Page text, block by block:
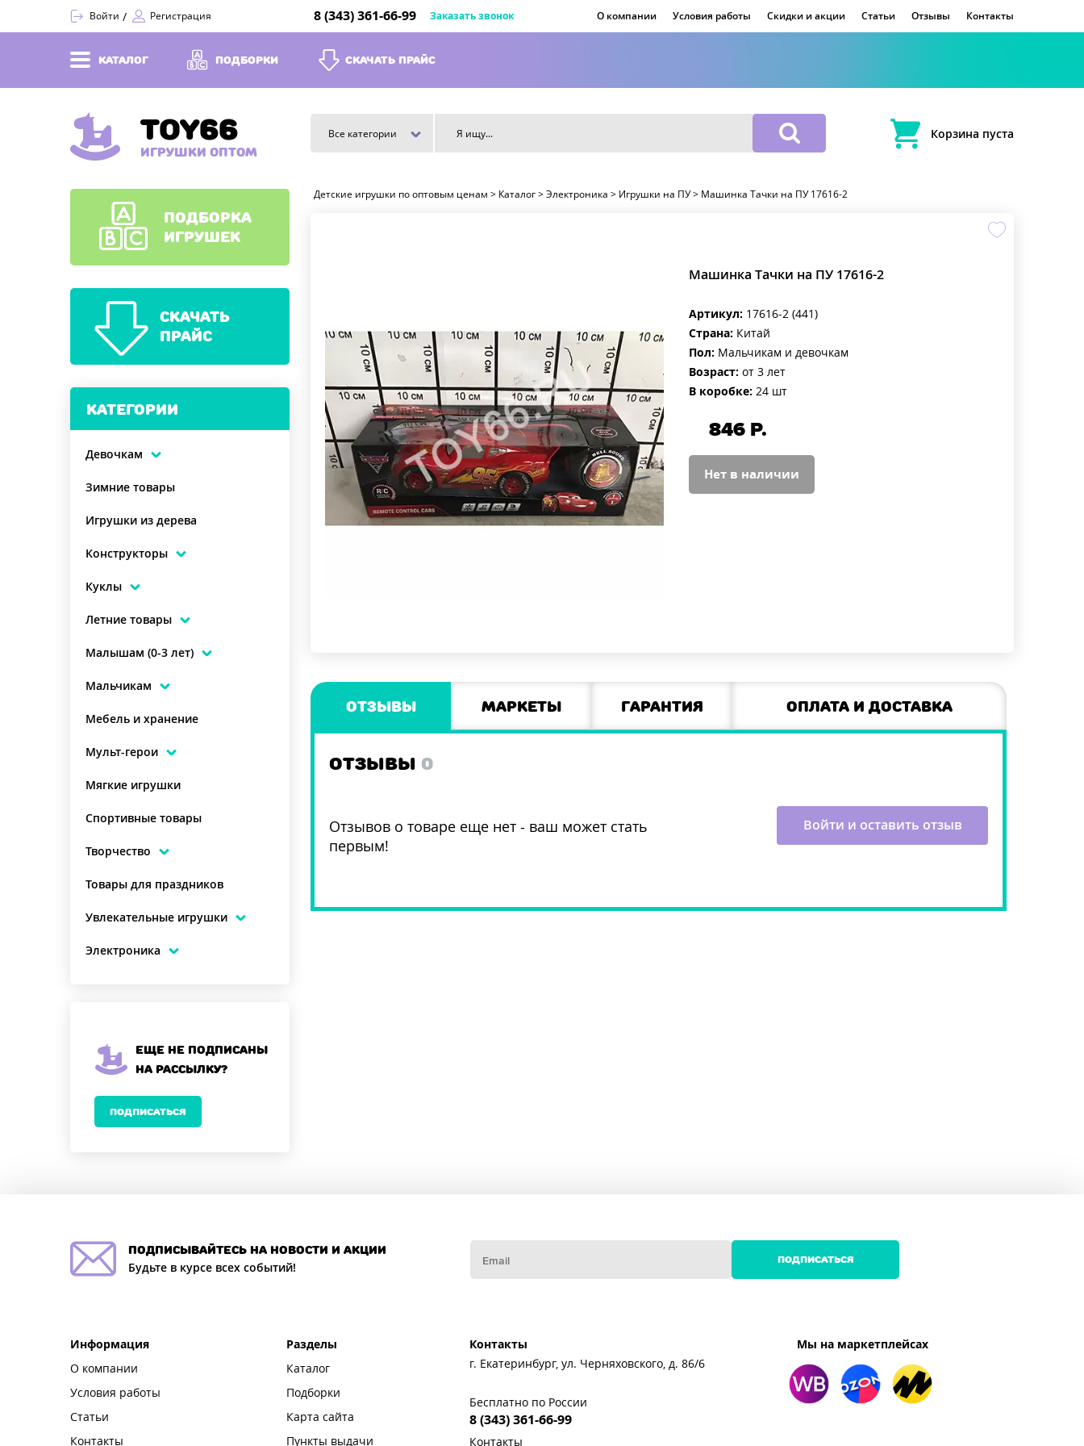
Войти Регистрация 8 (343) 361-66-99 Заказать звонок О компании Условия работы Скидки и акции Статьи Отзывы Контакты
КАТАЛОГ ПОДБОРКИ СКАЧАТЬ ПРАЙС
TOY66
ИГРУШКИ ОПТОМ
Все категории Корзина пуста
Детские игрушки по оптовым ценам > Каталог > Электроника > Игрушки на ПУ> Машинка Тачки на ПУ 17616-2
Машинка Тачки на ПУ 17616-2
Артикул: 17616-2 (441)
Страна: Китай
Пол: Мальчикам и девочкам
Возраст: от 3 лет
В коробке: 24 шт
846Р.
Нет в наличии
Отзывы Маркеты Гарантия Оплата и доставка
ОТЗЫВЫ 0
Отзывов о товаре еще нет - ваш может стать
первым!
Войти и оставить отзыв
ПОДБОРКА
ИГРУШЕК
СКАЧАТЬ
ПРАЙС
КАТЕГОРИИ
Девочкам
Зимние товары
Игрушки из дерева
Конструкторы
Куклы
Летние товары
Малышам (0-3 лет)
Мальчикам
Мебель и хранение
Мульт-герои
Мягкие игрушки
Спортивные товары
Творчество
Товары для праздников
Увлекательные игрушки
Электроника
Еще не подписаны
на рассылку?
ПОДПИСАТЬСЯ
подписывайтесь на новости и акции
Будьте в курсе всех событий!
ПОДПИСАТЬСЯ
Информация
О компании
Условия работы
Статьи
Контакты
Разделы
Каталог
Подборки
Карта сайта
Пункты выдачи
Контакты
г. Екатеринбург, ул. Черняховского, д. 86/6
Бесплатно по России
8 (343) 361-66-99
Контакты
Мы на маркетплейсах